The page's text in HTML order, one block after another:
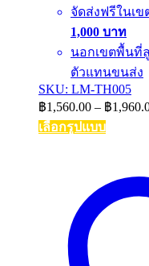
จัดส่งฟรีในเ
1,000 บาท
นอกเขตพื้นที่
ตัวแทนขนส่ง
SKU: LM-TH005
฿1,560.00 – ฿
เลือกรูปแบบ
options